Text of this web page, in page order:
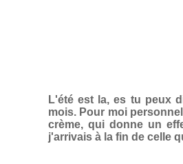
L'été est la, es tu peux
mois. Pour moi
crème, qui donne un
j'arrivais à la fin de celle